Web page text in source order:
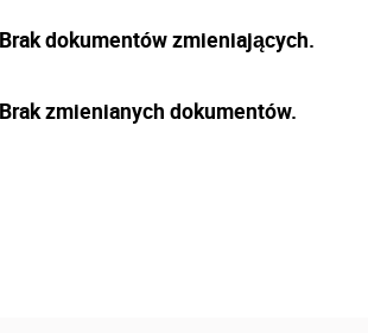
Brak dokumentów zmieniających.
Brak zmienianych dokumentów.